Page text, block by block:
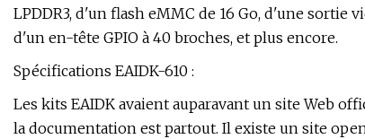
LPDDR3, d'un flash eMMC de 16 Go, d'une sortie
d'un en-tête GPIO à 40 broches, et plus encore.
Spécifications EAIDK-610 :
Les kits EAIDK avaient auparavant un site Web
la documentation est partout. Il existe un site